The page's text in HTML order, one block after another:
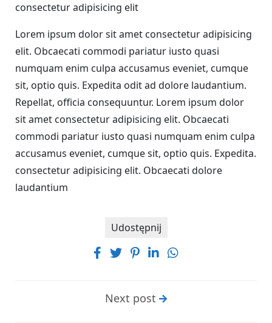
consectetur adipisicing elit
Lorem ipsum dolor sit amet consectetur adipisicing
elit. Obcaecati commodi pariatur iusto quasi
numquam enim culpa accusamus eveniet, cumque
sit, optio quis. Expedita odit ad dolore laudantium.
Repellat, officia consequuntur. Lorem ipsum dolor
sit amet consectetur adipisicing elit. Obcaecati
commodi pariatur iusto quasi numquam enim culpa
accusamus eveniet, cumque sit, optio quis. Expedita.
consectetur adipisicing elit. Obcaecati dolore
laudantium
Udostępnij
Next post